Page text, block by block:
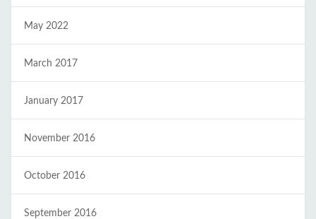
May 2022
March 2017
January 2017
November 2016
October 2016
September 2016